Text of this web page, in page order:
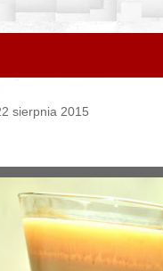
sierpnia 2015